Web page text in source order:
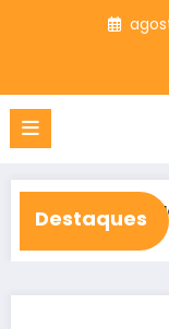
Destaques
federal
agosto